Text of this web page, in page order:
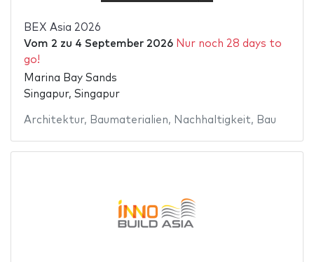
BEX Asia 2026
Vom 2 zu 4 September 2026 Nur noch 28 days to
go!
Marina Bay Sands
Singapur, Singapur
Architektur, Baumaterialien, Nachhaltigkeit, Bau